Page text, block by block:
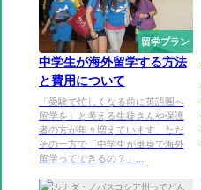
留学プラン
中学生が海外留学する方法
と費用について
「受験で忙しくなる前に英語圏へ
留学を」と考える生徒さんや保護
者の方が年々増えています。ただ
その一方で「中学生が単身で海外
留学ってできるの？」...